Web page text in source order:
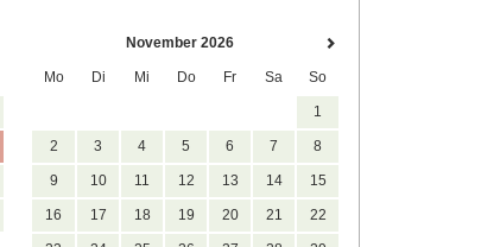
November 2026
Mo Di Mi Do Fr Sa So
1
2 3 4 5 6 7 8
9 10 11 12 13 14 15
16 17 18 19 20 21 22